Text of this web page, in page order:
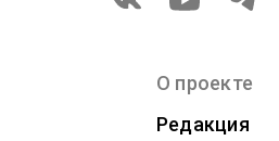
О проекте
Редакция